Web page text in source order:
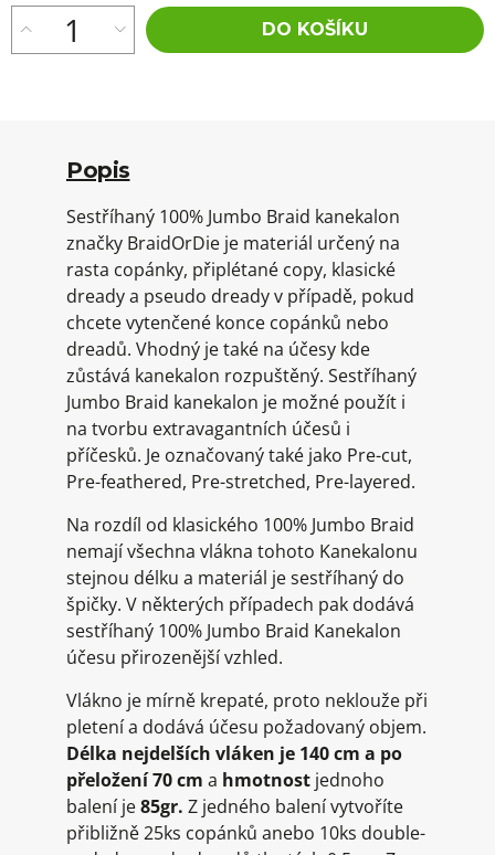
DO KOŠÍKU
Popis
Sestříhaný 100% Jumbo Braid kanekalon
značky BraidOrDie je materiál určený na
rasta copánky, připlétané copy, klasické
dready a pseudo dready v případě, pokud
chcete vytenčené konce copánků nebo
dreadů. Vhodný je také na účesy kde
zůstává kanekalon rozpuštěný. Sestříhaný
Jumbo Braid kanekalon je možné použít i
na tvorbu extravagantních účesů i
příčesků. Je označovaný také jako Pre-cut,
Pre-feathered, Pre-stretched, Pre-layered.
Na rozdíl od klasického 100% Jumbo Braid
nemají všechna vlákna tohoto Kanekalonu
stejnou délku a materiál je sestříhaný do
špičky. V některých případech pak dodává
sestříhaný 100% Jumbo Braid Kanekalon
účesu přirozenější vzhled.
Vlákno je mírně krepaté, proto neklouže při
pletení a dodává účesu požadovaný objem.
Délka nejdelších vláken je 140 cm a po
přeložení 70 cm a hmotnost jednoho
balení je85gr. Z jedného balení vytvoříte
přibližně 25ks copánků anebo 10ks double-